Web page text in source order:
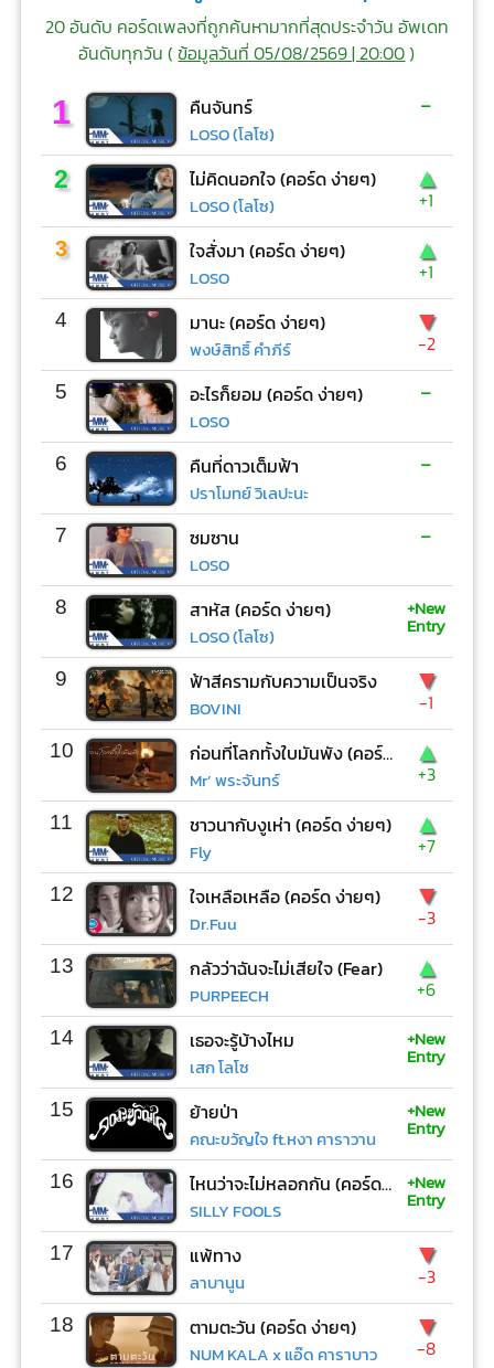
20 อันดับ คอร์ดเพลงที่ถูกค้นหามากที่สุดประจำวัน อัพเดท
อันดับทุกวัน (ข้อมูลวันที่ 05/08/2569 | 20:00)
1 คืนจันทร์
LOSO (โลโซ)
-
2 ไม่คิดนอกใจ (คอร์ด ง่ายๆ)
LOSO (โลโซ)
▲
+1
3 ใจสั่งมา (คอร์ด ง่ายๆ)
LOSO
▲
+1
4 มานะ (คอร์ด ง่ายๆ)
พงษ์สิทธิ์ คำภีร์
▼
-2
5 อะไรก็ยอม (คอร์ด ง่ายๆ)
LOSO
-
6 คืนที่ดาวเต็มฟ้า
ปราโมทย์ วิเลปะนะ
-
7 ซมซาน
LOSO
-
8 สาหัส (คอร์ด ง่ายๆ)
LOSO (โลโซ)
+New
Entry
9 ฟ้าสีครามกับความเป็นจริง
BOVINI
▼
-1
10 ก่อนที่โลกทั้งใบมันพัง (คอร์ด ง่ายๆ)
Mr’ พระจันทร์
▲
+3
11 ชาวนากับงูเห่า (คอร์ด ง่ายๆ)
Fly
▲
+7
12 ใจเหลือเหลือ (คอร์ด ง่ายๆ)
Dr.Fuu
▼
-3
13 กลัวว่าฉันจะไม่เสียใจ (Fear)
PURPEECH
▲
+6
14 เธอจะรู้บ้างไหม
เสก โลโซ
+New
Entry
15 ย้ายป่า
คณะขวัญใจ ft.หงา คาราวาน
+New
Entry
16 ไหนว่าจะไม่หลอกกัน (คอร์ด ง่ายๆ)
SILLY FOOLS
+New
Entry
17 แพ้ทาง
ลาบานูน
▼
-3
18 ตามตะวัน (คอร์ด ง่ายๆ)
NUM KALA x แอ๊ด คาราบาว
▼
-8